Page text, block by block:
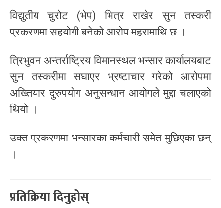
विद्युतीय चुरोट (भेप) भित्र राखेर सुन तस्करी
प्रकरणमा सहयोगी बनेको आरोप महरामाथि छ ।
त्रिभुवन अन्तर्राष्ट्रिय विमानस्थल भन्सार कार्यालयबाट
सुन तस्करीमा सघाएर भ्रष्टाचार गरेको आरोपमा
अख्तियार दुरुपयोग अनुसन्धान आयोगले मुद्दा चलाएको
थियो ।
उक्त प्रकरणमा भन्सारका कर्मचारी समेत मुछिएका छन्
।
प्रतिक्रिया दिनुहोस्